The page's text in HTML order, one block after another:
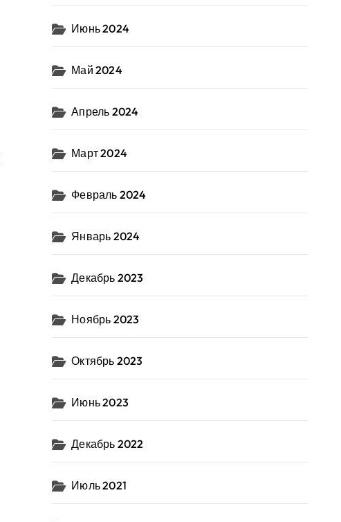
Июнь 2024
Май 2024
Апрель 2024
Март 2024
Февраль 2024
Январь 2024
Декабрь 2023
Ноябрь 2023
Октябрь 2023
Июнь 2023
Декабрь 2022
Июль 2021